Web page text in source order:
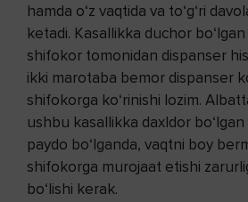
hamda o‘z vaqtida va to‘g‘ri
ketadi. Kasallikka duchor
shifokor tomonidan dispanser
ikki marotaba bemor dispanser
shifokorga ko‘rinishi lozim.
ushbu kasallikka daxldor
paydo bo‘lganda, vaqtni boy
shifokorga murojaat etishi
bo‘lishi kerak.